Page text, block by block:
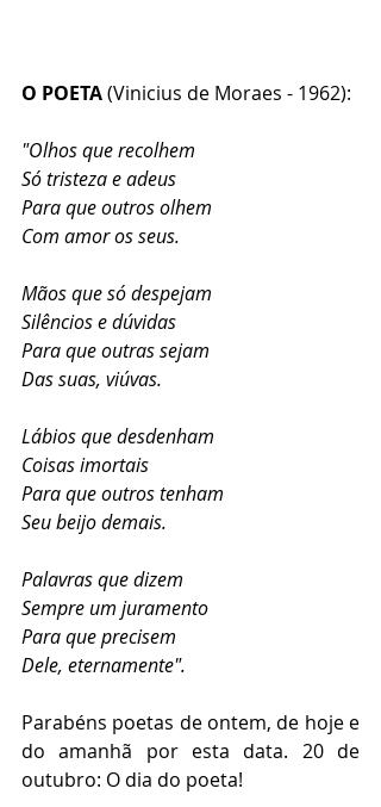
O POETA (Vinicius de Moraes - 1962):
"Olhos que recolhem
Só tristeza e adeus
Para que outros olhem
Com amor os seus.
Mãos que só despejam
Silêncios e dúvidas
Para que outras sejam
Das suas, viúvas.
Lábios que desdenham
Coisas imortais
Para que outros tenham
Seu beijo demais.
Palavras que dizem
Sempre um juramento
Para que precisem
Dele, eternamente".
Parabéns poetas de ontem, de hoje e
do amanhã por esta data. 20 de
outubro: O dia do poeta!